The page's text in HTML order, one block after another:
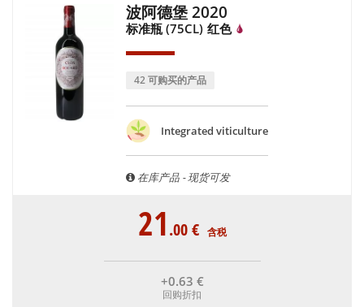
波阿德堡 2020
标准瓶 (75CL) 红色
42 可购买的产品
Integrated viticulture
在库产品 - 现货可发
21.00€ 含税
+0.63 €
回购折扣